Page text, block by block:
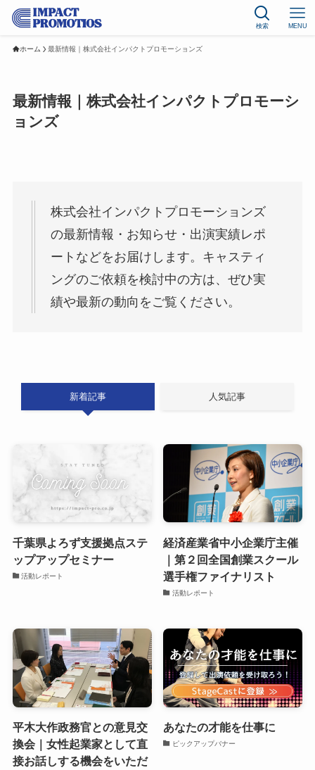
検索 MENU
ホーム 最新情報｜株式会社インパクトプロモーションズ
最新情報｜株式会社インパクトプロモーシ
ョンズ
株式会社インパクトプロモーションズ
の最新情報・お知らせ・出演実績レポ
ートなどをお届けします。キャスティ
ングのご依頼を検討中の方は、ぜひ実
績や最新の動向をご覧ください。
新着記事 人気記事
千葉県よろず支援拠点ステ
ップアップセミナー
活動レポート
経済産業省中小企業庁主催
｜第２回全国創業スクール
選手権ファイナリスト
活動レポート
平木大作政務官との意見交
換会｜女性起業家として直
接お話しする機会をいただ
あなたの才能を仕事に
ピックアップバナー